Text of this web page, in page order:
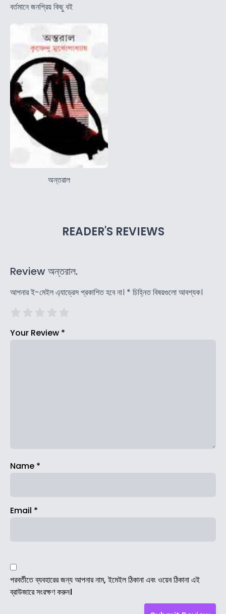
বর্তমানে জনপ্রিয় কিছু বই
অন্তরাল
READER'S REVIEWS
Review অন্তরাল.
আপনার ই-মেইল এ্যাড্রেস প্রকাশিত হবে না। * চিহ্নিত বিষয়গুলো আবশ্যক।
Your Review *
Name *
Email *
পরবর্তীতে ব্যবহারের জন্য আপনার নাম, ইমেইল ঠিকানা এবং ওয়েব ঠিকানা এই
ব্রাউজারে সংরক্ষণ করুন।